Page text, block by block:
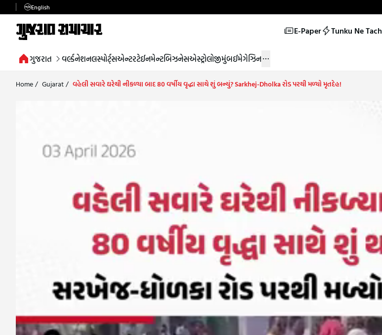
English
E-Paper Tunku Ne Tach
ગુજરાત વર્લ્ડનેશનલસ્પોર્ટ્સએન્ટરટેઈનમેન્ટબિઝનેસએસ્ટ્રોલોજીમુંબઈમેગેઝિન
Home/ Gujarat/ વહેલી સવારે ઘરેથી નીકળ્યા બાદ 80 વર્ષીય વૃદ્ધા સાથે શું બન્યું? Sarkhej-Dholka રોડ પરથી મળ્યો મૃતદેહ!